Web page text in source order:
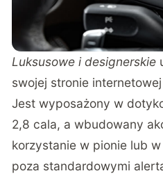
Luksusowe i designerskie
swojej stronie
Jest wyposażony w
2,8 cala, a wbudowany
korzystanie w pionie lub
poza standardowymi